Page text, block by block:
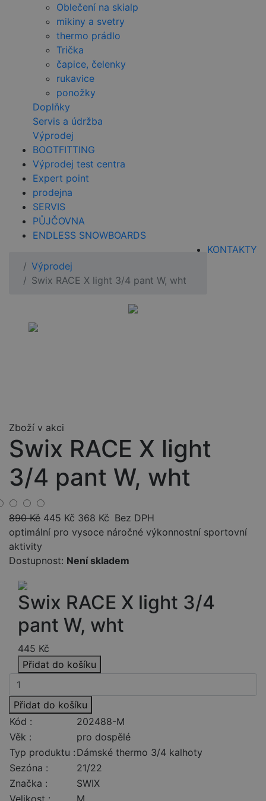
Oblečení na skialp
mikiny a svetry
thermo prádlo
Trička
čapice, čelenky
rukavice
ponožky
Doplňky
Servis a údržba
Výprodej
BOOTFITTING
Výprodej test centra
Expert point
prodejna
SERVIS
PŮJČOVNA
ENDLESS SNOWBOARDS
KONTAKTY
Výprodej
Swix RACE X light 3/4 pant W, wht
Zboží v akci
Swix RACE X light
3/4 pant W, wht
890Kč 445 Kč 368 Kč Bez DPH
optimální pro vysoce náročné výkonnostní sportovní
aktivity
Dostupnost: Není skladem
Swix RACE X light 3/4
pant W, wht
445 Kč
Přidat do košíku
Přidat do košíku
Kód :
202488-M
Věk :
pro dospělé
Typ produktu : Dámské thermo 3/4 kalhoty
Sezóna :
21/22
Značka :
SWIX